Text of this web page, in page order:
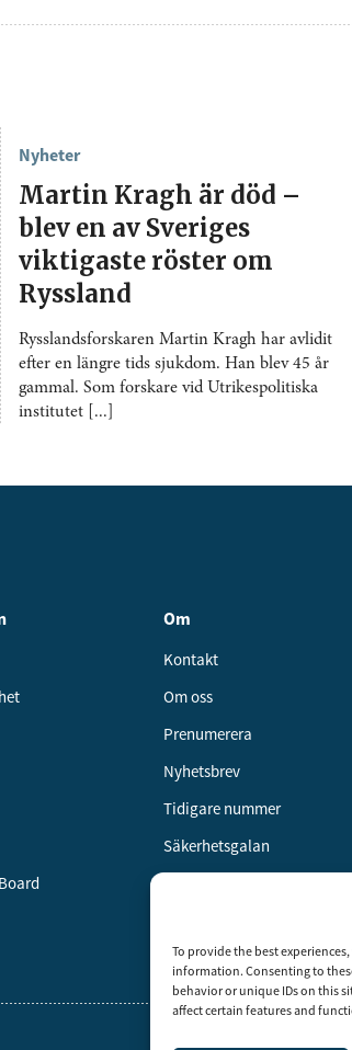
To provide the best
information. Consenting to
behavior or unique IDs on this
affect certain features and
Nyheter
Martin Kragh är död –
blev en av Sveriges
viktigaste röster om
Ryssland
Rysslandsforskaren Martin Kragh har avlidit
efter en längre tids sjukdom. Han blev 45 år
gammal. Som forskare vid Utrikespolitiska
institutet [...]
Om
Kontakt
Om oss
Prenumerera
Nyhetsbrev
Tidigare nummer
Säkerhetsgalan
Vår integritetspolicy